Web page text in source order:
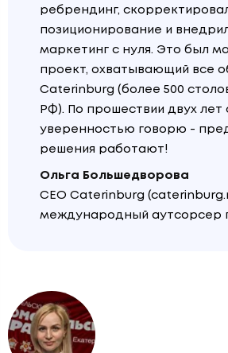
ребрендинг,
позиционирование и
маркетинг с нуля. Это был
проект, охватывающий все
Caterinburg (более 500
РФ). По прошествии двух лет
уверенностью говорю -
решения работают!
Ольга Большедворова
CEO Caterinburg
международный аутсорсер